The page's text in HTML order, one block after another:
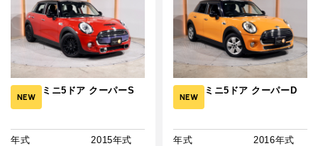
NEW
ミニ5ドア クーパーS
年式
2015年式
NEW
ミニ5ドア クーパーD
年式
2016年式